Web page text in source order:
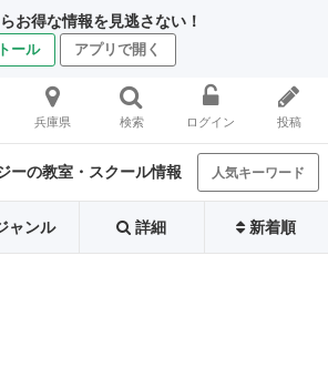
お得な情報を見逃さない！
ール アプリで開く
兵庫県 検索 ログイン 投稿
ーの教室・スクール情報 人気キーワード
ャンル 詳細 新着順